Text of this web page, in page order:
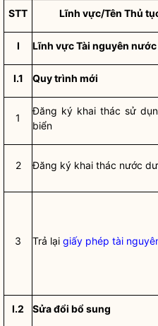
STT Lĩnh vực/Tên Thủ
I Lĩnh vực Tài nguyên nước
I.1 Quy trình mới
1
Đăng ký khai thác sử
biển
2 Đăng ký khai thác nước
3 Trả lại giấy phép tài
I.2 Sửa đổi bổ sung